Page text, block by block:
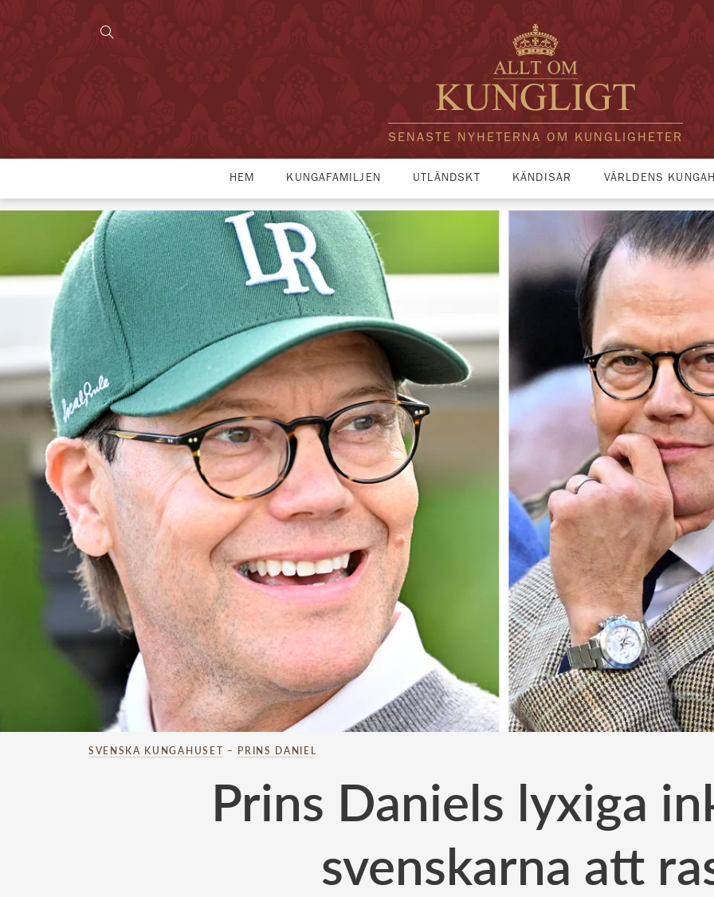
SENASTE NYHETERNA OM KUNGLIGHETER
HEM KUNGAFAMILJEN UTLÄNDSKT KÄNDISAR VÄRLDENS
SVENSKA KUNGAHUSET – PRINS DANIEL
Prins Daniels lyxiga
svenskarna att